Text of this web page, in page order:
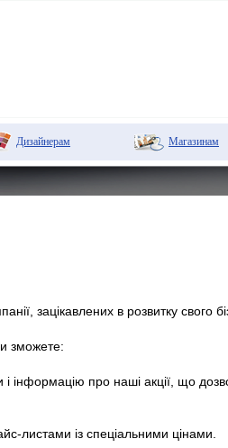
Дизайнерам Мaгазинам
зацікавлених в розвитку свого
зможете:
і інформацію про наші акції, що
листами із спеціальними цінами.